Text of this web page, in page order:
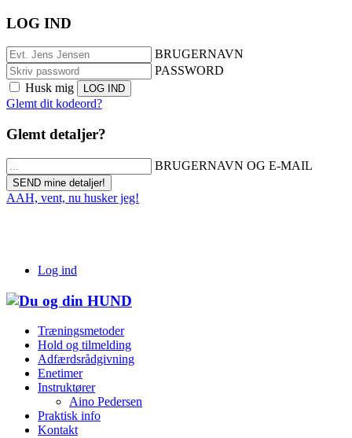
LOG IND
BRUGERNAVN
PASSWORD
Husk mig
Glemt dit kodeord?
Glemt detaljer?
BRUGERNAVN OG E-MAIL
AAH, vent, nu husker jeg!
Log ind
Træningsmetoder
Hold og tilmelding
Adfærdsrådgivning
Enetimer
Instruktører
Aino Pedersen
Praktisk info
Kontakt